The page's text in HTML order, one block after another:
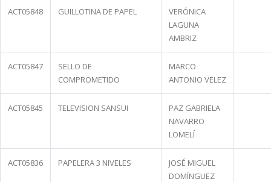
ACT05848 GUILLOTINA DE PAPEL
VERÓNICA
LAGUNA
AMBRIZ
ACT05847
SELLO DE
COMPROMETIDO
MARCO
ANTONIO VELEZ
ACT05845 TELEVISION SANSUI
PAZ GABRIELA
NAVARRO
LOMELÍ
ACT05836 PAPELERA 3 NIVELES
JOSÉ MIGUEL
DOMÍNGUEZ